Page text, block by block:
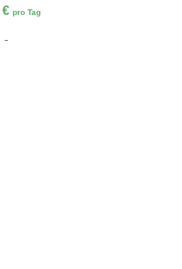
€ pro Tag